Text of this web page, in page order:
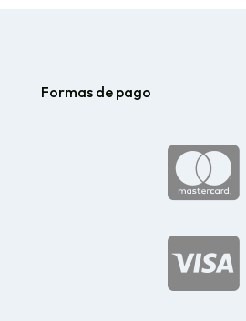
Formas de pago

